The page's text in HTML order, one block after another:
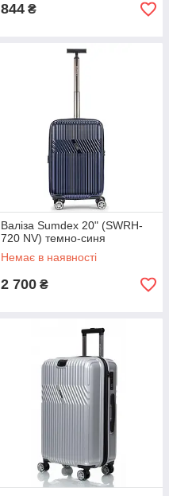
844 ₴
Валіза Sumdex 20" (SWRH-
720 NV) темно-синя
Немає в наявності
2 700 ₴